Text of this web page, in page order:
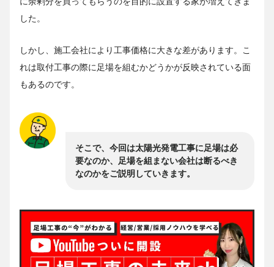
した。
しかし、施工会社により工事価格に大きな差があります。こ
れは取付工事の際に足場を組むかどうかが反映されている面
もあるのです。
そこで、今回は太陽光発電工事に足場は必
要なのか、足場を組まない会社は断るべき
なのかをご説明していきます。